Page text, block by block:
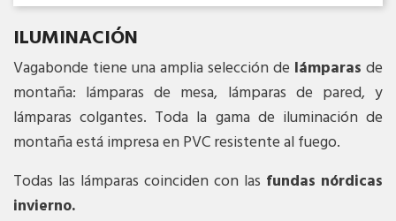
ILUMINACIÓN
Vagabonde tiene una amplia selección de lámparas de
montaña: lámparas de mesa, lámparas de pared, y
lámparas colgantes. Toda la gama de iluminación de
montaña está impresa en PVC resistente al fuego.
Todas las lámparas coinciden con las fundas nórdicas
invierno.